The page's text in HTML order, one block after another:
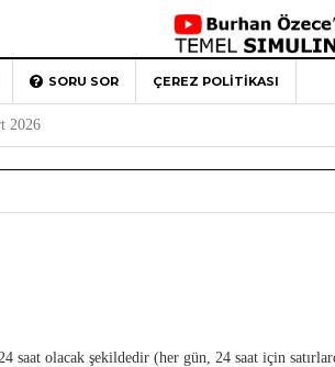
SORU SOR ÇEREZ POLITIKASI
2026
2026
saat olacak şekildedir (her gün, 24 saat için